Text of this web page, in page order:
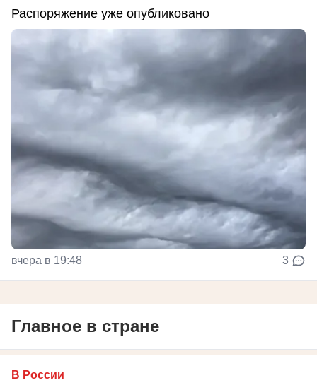
Распоряжение уже опубликовано
вчера в 19:48 3
Главное в стране
В России